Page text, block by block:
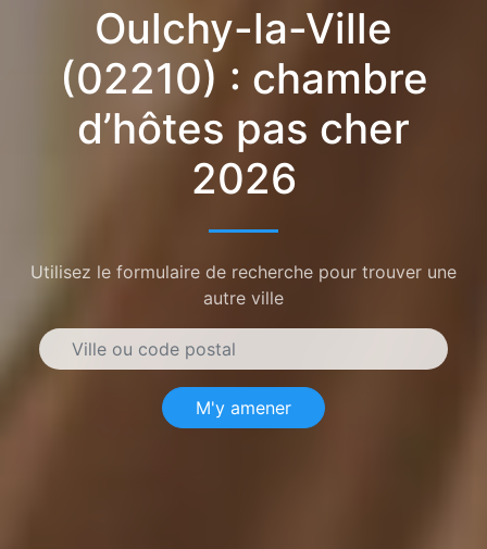
Oulchy-la-Ville
(02210) : chambre
d’hôtes pas cher
2026
Utilisez le formulaire de recherche pour trouver une
autre ville
M'y amener